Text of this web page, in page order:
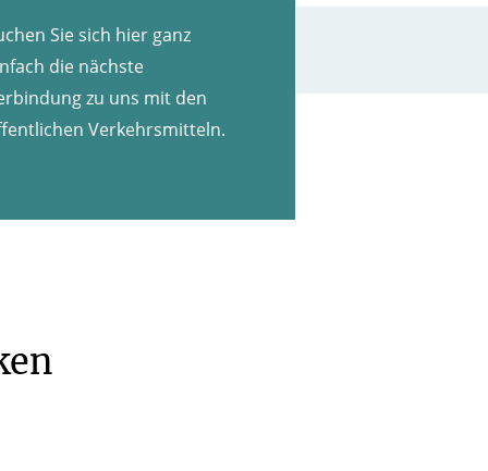
Sie sich hier ganz
die nächste
zu uns mit den
Verkehrsmitteln.